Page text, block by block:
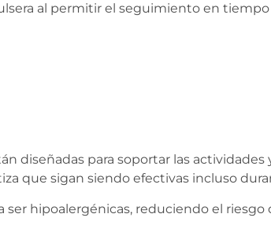
al permitir el seguimiento en
diseñadas para soportar las
que sigan siendo efectivas incluso
hipoalergénicas, reduciendo el riesgo